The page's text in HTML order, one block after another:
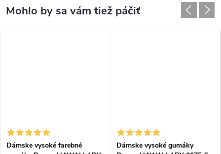
Dámske vysoké farebné
Dámske vysoké gumáky